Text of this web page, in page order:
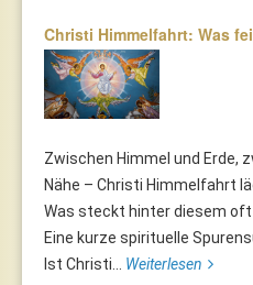
Christi Himmelfahrt: Was
Zwischen Himmel und Erde,
Nähe – Christi Himmelfahrt
Was steckt hinter diesem oft
Eine kurze spirituelle
Ist Christi... Weiterlesen